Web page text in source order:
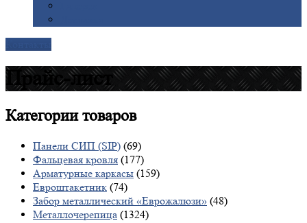
Прайс-лист
Категориитоваров
Панели СИП (SIP) (69)
Фальцевая кровля (177)
Арматурные каркасы (159)
Евроштакетник (74)
Забор металлический «Еврожалюзи» (48)
Металлочерепица (1324)